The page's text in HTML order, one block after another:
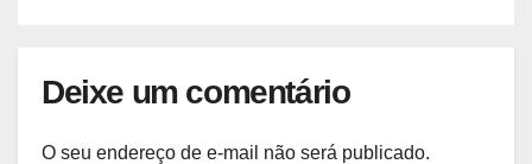
Deixe um comentário
O seu endereço de e-mail não será publicado.